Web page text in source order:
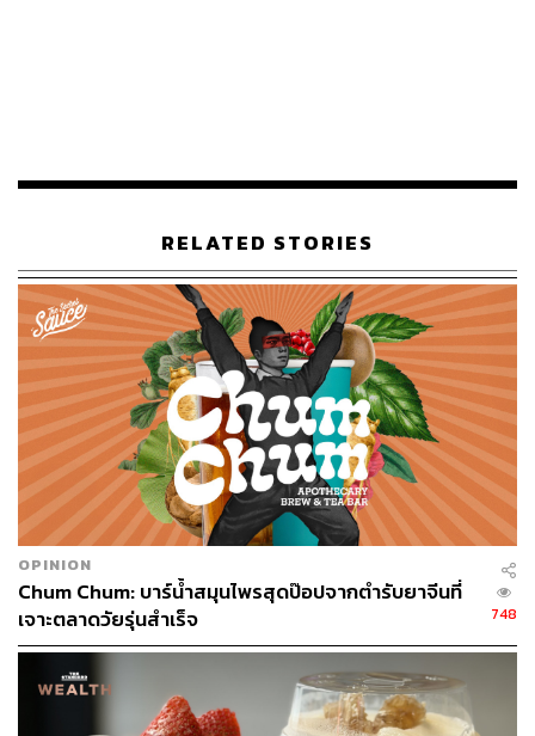
สำนักข่าวเศรษฐกิจ ธุรกิจ และการลงทุน โดย
RELATED STORIES
OPINION
Chum Chum: บาร์น้ำสมุนไพรสุดป๊อปจากตำรับยาจีนที่
เจาะตลาดวัยรุ่นสำเร็จ
748